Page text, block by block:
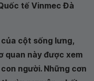
tế Vinmec Đà
cột sống lưng,
quan này được xem
người. Những cơn